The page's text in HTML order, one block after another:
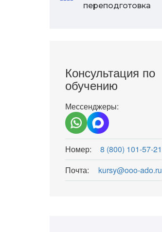
переподготовка
Консультация по
обучению
Мессенджеры:
Номер:
8 (800) 101-57-21
Почта:
kursy@ooo-ado.ru